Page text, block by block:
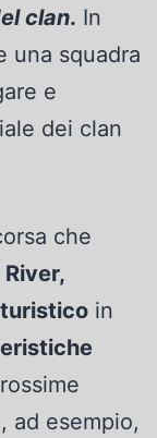
clan. In
una squadra
e
dei clan
che
in
ad esempio,